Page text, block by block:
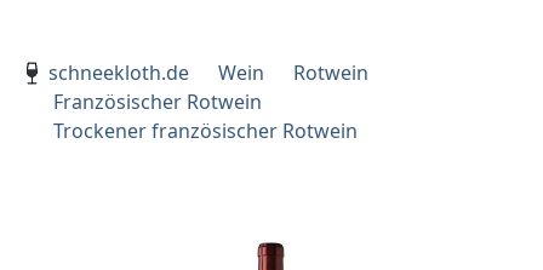
schneekloth.de
Wein
Rotwein
Französischer Rotwein
Trockener französischer Rotwein
Bildergalerie überspringen